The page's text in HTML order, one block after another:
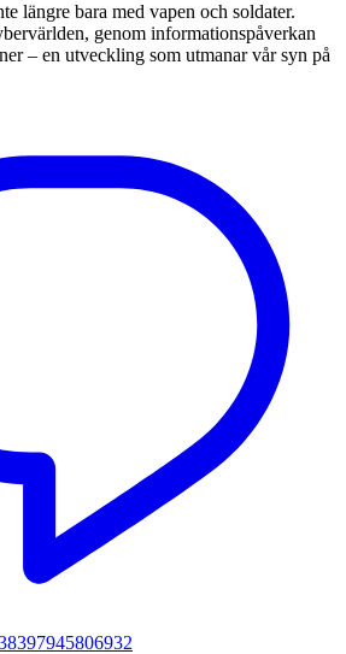
längre bara med vapen och soldater.
genom informationspåverkan
– en utveckling som utmanar vår syn på